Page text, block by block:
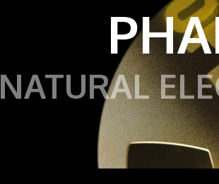
NATURAL